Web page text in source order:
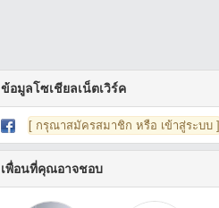
ข้อมูลโซเชียลเน็ตเวิร์ค
[ กรุณาสมัครสมาชิก หรือ เข้าสู่ระบบ ]
เพื่อนที่คุณอาจชอบ